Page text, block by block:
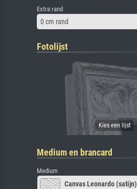
Extra rand
0 cm rand
Fotolijst
Medium en brancard
Medium
Canvas Leonardo (satijn)